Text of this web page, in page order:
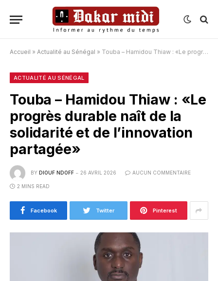
Accueil » Actualité au Sénégal » Touba – Hamidou Thiaw : «Le progrès durable naît de la solidarité et de l’innovation partagée»
ACTUALITÉ AU SÉNÉGAL
Touba – Hamidou Thiaw : «Le
progrès durable naît de la
solidarité et de l’innovation
partagée»
BY DIOUF NDOFF 26 AVRIL 2026 AUCUN COMMENTAIRE
2 MINS READ
Facebook Twitter Pinterest